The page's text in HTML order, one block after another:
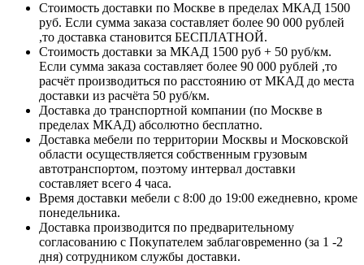
Стоимость доставки по Москве в пределах МКАД 1500
руб. Если сумма заказа составляет более 90 000 рублей
,то доставка становится БЕСПЛАТНОЙ.
Стоимость доставки за МКАД 1500 руб + 50 руб/км.
Если сумма заказа составляет более 90 000 рублей ,то
расчёт производиться по расстоянию от МКАД до места
доставки из расчёта 50 руб/км.
Доставка до транспортной компании (по Москве в
пределах МКАД) абсолютно бесплатно.
Доставка мебели по территории Москвы и Московской
области осуществляется собственным грузовым
автотранспортом, поэтому интервал доставки
составляет всего 4 часа.
Время доставки мебели с 8:00 до 19:00 ежедневно, кроме
понедельника.
Доставка производится по предварительному
согласованию с Покупателем заблаговременно (за 1 -2
дня) сотрудником службы доставки.